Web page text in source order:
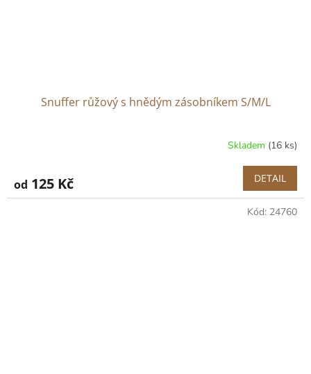
Snuffer růžový s hnědým zásobníkem S/M/L
Skladem (16 ks)
od 125 Kč DETAIL
Kód: 24760